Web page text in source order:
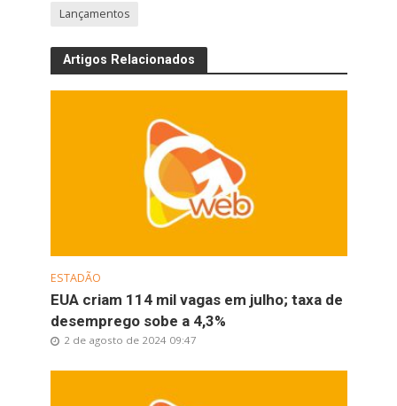
Lançamentos
Artigos Relacionados
ESTADÃO
EUA criam 114 mil vagas em julho; taxa de
desemprego sobe a 4,3%
2 de agosto de 2024 09:47